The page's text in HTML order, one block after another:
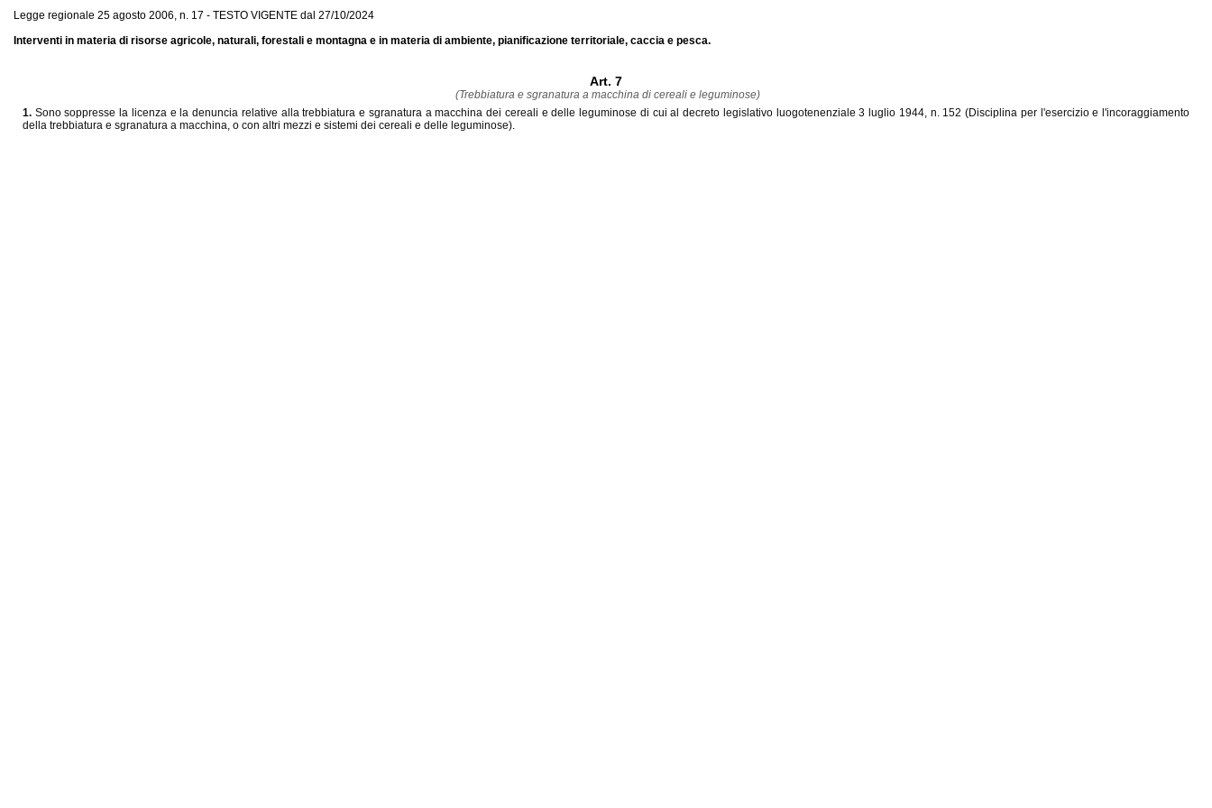
Legge regionale 25 agosto 2006, n. 17 - TESTO VIGENTE dal 27/10/2024
Interventi in materia di risorse agricole, naturali, forestali e montagna e in materia di ambiente, pianificazione territoriale, caccia e pesca.
Art. 7
(Trebbiatura e sgranatura a macchina di cereali e leguminose)
1. Sono soppresse la licenza e la denuncia relative alla trebbiatura e sgranatura a macchina dei cereali e delle leguminose di cui al decreto legislativo luogotenenziale 3 luglio 1944, n. 152 (Disciplina per l'esercizio e l'incoraggiamento
della trebbiatura e sgranatura a macchina, o con altri mezzi e sistemi dei cereali e delle leguminose).